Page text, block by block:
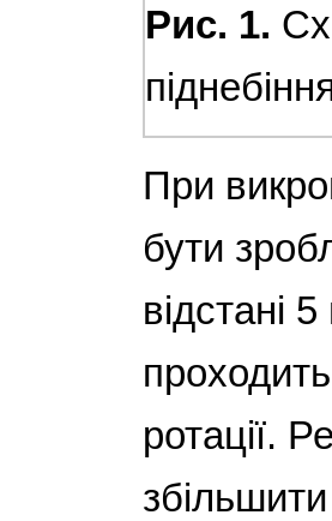
Рис. 1.
При
бути
відстані
ротації.